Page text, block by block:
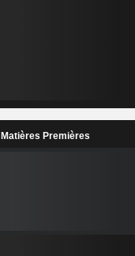
Matières Premières